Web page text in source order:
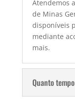
Atendemos
de Minas
disponíveis
mediante
mais.
Quanto